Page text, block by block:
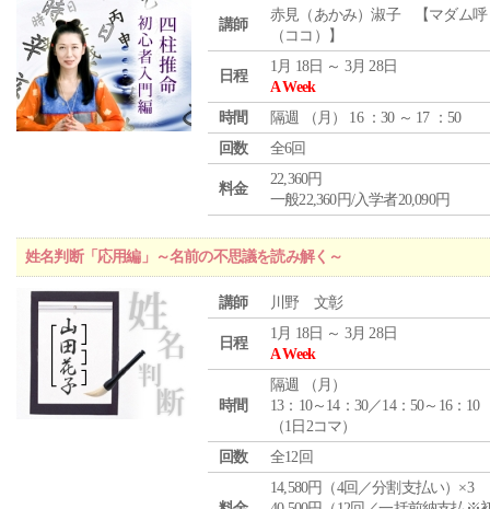
講師
赤見（あかみ）淑子 【マダム呼
（ココ）】
日程
1月 18日 ～ 3月 28日
A Week
時間
隔週 （ 月 ） 16 ：30 ～ 17 ：50
回数
全6回
料金
22,360円
一般22,360円/入学者20,090円
姓名判断「応用編」～名前の不思議を読み解く～
講師 川野 文彰
日程
1月 18日 ～ 3月 28日
A Week
時間
隔週 （ 月 ）
13：10～14：30／14：50～16：10
（1日2コマ）
回数
全12回
14,580円（4回／分割支払い）×3